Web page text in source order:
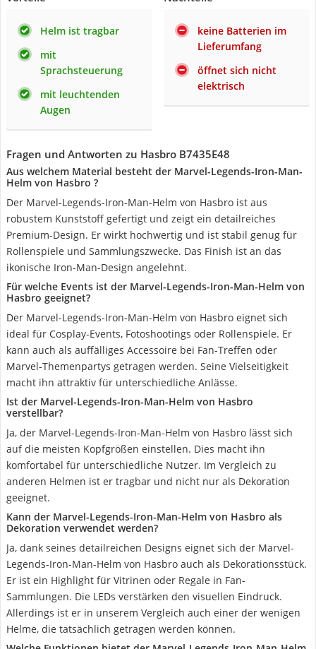
Helm ist tragbar
mit
Sprachsteuerung
mit leuchtenden
Augen
keine Batterien im
Lieferumfang
öffnet sich nicht
elektrisch
Fragen und Antworten zu Hasbro B7435E48
Aus welchem Material besteht der Marvel-Legends-Iron-Man-
Helm von Hasbro ?
Der Marvel-Legends-Iron-Man-Helm von Hasbro ist aus
robustem Kunststoff gefertigt und zeigt ein detailreiches
Premium-Design. Er wirkt hochwertig und ist stabil genug für
Rollenspiele und Sammlungszwecke. Das Finish ist an das
ikonische Iron-Man-Design angelehnt.
Für welche Events ist der Marvel-Legends-Iron-Man-Helm von
Hasbro geeignet?
Der Marvel-Legends-Iron-Man-Helm von Hasbro eignet sich
ideal für Cosplay-Events, Fotoshootings oder Rollenspiele. Er
kann auch als auffälliges Accessoire bei Fan-Treffen oder
Marvel-Themenpartys getragen werden. Seine Vielseitigkeit
macht ihn attraktiv für unterschiedliche Anlässe.
Ist der Marvel-Legends-Iron-Man-Helm von Hasbro
verstellbar?
Ja, der Marvel-Legends-Iron-Man-Helm von Hasbro lässt sich
auf die meisten Kopfgrößen einstellen. Dies macht ihn
komfortabel für unterschiedliche Nutzer. Im Vergleich zu
anderen Helmen ist er tragbar und nicht nur als Dekoration
geeignet.
Kann der Marvel-Legends-Iron-Man-Helm von Hasbro als
Dekoration verwendet werden?
Ja, dank seines detailreichen Designs eignet sich der Marvel-
Legends-Iron-Man-Helm von Hasbro auch als Dekorationsstück.
Er ist ein Highlight für Vitrinen oder Regale in Fan-
Sammlungen. Die LEDs verstärken den visuellen Eindruck.
Allerdings ist er in unserem Vergleich auch einer der wenigen
Helme, die tatsächlich getragen werden können.